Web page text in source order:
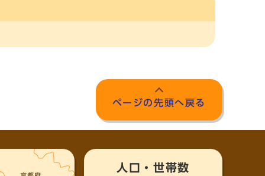
ページの先頭へ戻る
人口・世帯数